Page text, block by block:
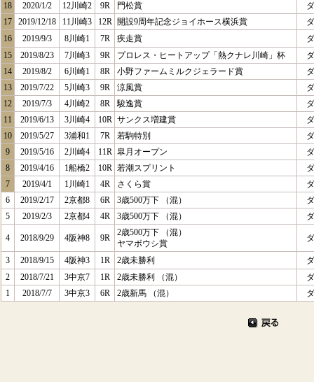
18 2020/1/2 12川崎2 9R 門松賞
ダ
17
2019/12/18 11川崎3 12R 開設9周年記念ジョイホース横浜賞
ダ
16
2019/9/3 8川崎1 7R 疾走賞
ダ
15
2019/8/23 7川崎3 9R プロレス・ヒートアップ「熱クナレ川崎」杯
ダ
14
2019/8/2 6川崎1 8R 小野ファームミルクジェラード賞
ダ
13
2019/7/22 5川崎3 9R 涼風賞
ダ
12
2019/7/3 4川崎2 8R 駿逸賞
ダ
11
2019/6/13 3川崎4 10R サンクス増建賞
ダ
10
2019/5/27 3浦和1 7R 若駒特別
ダ
9
2019/5/16 2川崎4 11R 皐月オープン
ダ
8
2019/4/16 1船橋2 10R 若潮スプリント
ダ
7
2019/4/1 1川崎1 4R さくら賞
ダ
6
2019/2/17 2京都8 6R 3歳500万下 （混）
ダ
5
2019/2/3 2京都4 4R 3歳500万下 （混） ダ
4 2018/9/29 4阪神8 9R
2歳500万下 （混）
ヤマボウシ賞
ダ
3 2018/9/15 4阪神3 1R 2歳未勝利
ダ
2
2018/7/21 3中京7 1R 2歳未勝利 （混）
ダ
1
2018/7/7 3中京3 6R 2歳新馬 （混） ダ